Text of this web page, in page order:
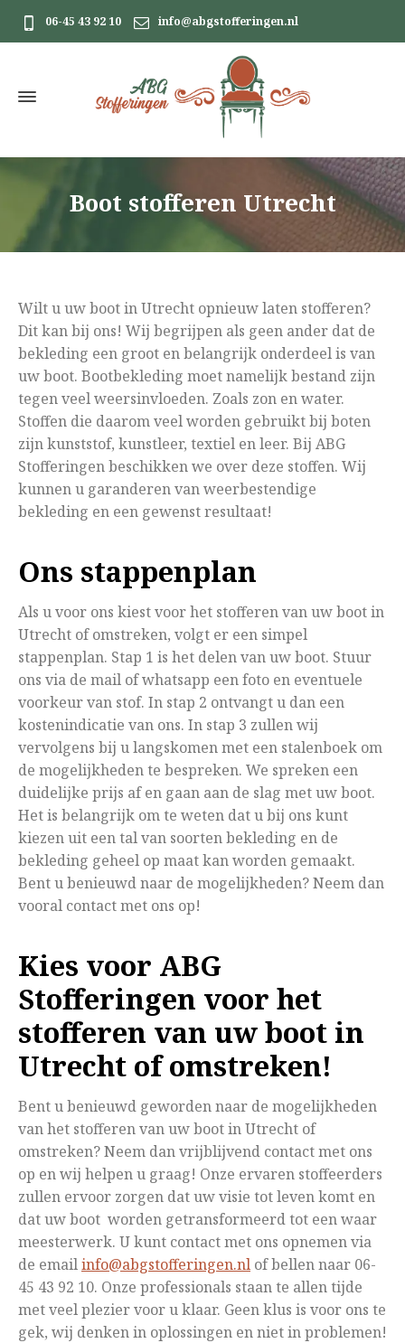
06-45 43 92 10 info@abgstofferingen.nl
Boot stofferen Utrecht
Wilt u uw boot in Utrecht opnieuw laten stofferen?
Dit kan bij ons! Wij begrijpen als geen ander dat de
bekleding een groot en belangrijk onderdeel is van
uw boot. Bootbekleding moet namelijk bestand zijn
tegen veel weersinvloeden. Zoals zon en water.
Stoffen die daarom veel worden gebruikt bij boten
zijn kunststof, kunstleer, textiel en leer. Bij ABG
Stofferingen beschikken we over deze stoffen. Wij
kunnen u garanderen van weerbestendige
bekleding en een gewenst resultaat!
Ons stappenplan
Als u voor ons kiest voor het stofferen van uw boot in
Utrecht of omstreken, volgt er een simpel
stappenplan. Stap 1 is het delen van uw boot. Stuur
ons via de mail of whatsapp een foto en eventuele
voorkeur van stof. In stap 2 ontvangt u dan een
kostenindicatie van ons. In stap 3 zullen wij
vervolgens bij u langskomen met een stalenboek om
de mogelijkheden te bespreken. We spreken een
duidelijke prijs af en gaan aan de slag met uw boot.
Het is belangrijk om te weten dat u bij ons kunt
kiezen uit een tal van soorten bekleding en de
bekleding geheel op maat kan worden gemaakt.
Bent u benieuwd naar de mogelijkheden? Neem dan
vooral contact met ons op!
Kies voor ABG
Stofferingen voor het
stofferen van uw boot in
Utrecht of omstreken!
Bent u benieuwd geworden naar de mogelijkheden
van het stofferen van uw boot in Utrecht of
omstreken? Neem dan vrijblijvend contact met ons
op en wij helpen u graag! Onze ervaren stoffeerders
zullen ervoor zorgen dat uw visie tot leven komt en
dat uw boot worden getransformeerd tot een waar
meesterwerk. U kunt contact met ons opnemen via
de emailinfo@abgstofferingen.nl of bellen naar 06-
45 43 92 10. Onze professionals staan te allen tijde
met veel plezier voor u klaar. Geen klus is voor ons te
gek, wij denken in oplossingen en niet in problemen!